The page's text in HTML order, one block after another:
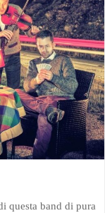
questa band di pura